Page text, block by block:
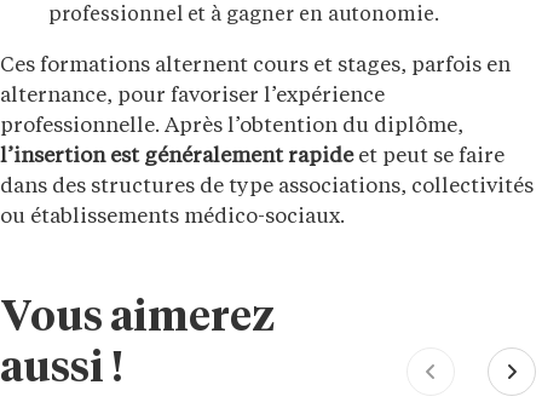
professionnel et à gagner en autonomie.
Ces formations alternent cours et stages, parfois en
alternance, pour favoriser l’expérience
professionnelle. Après l’obtention du diplôme,
l’insertion est généralement rapideet peut se faire
dans des structures de type associations, collectivités
ou établissements médico-sociaux.
Vous aimerez
aussi !